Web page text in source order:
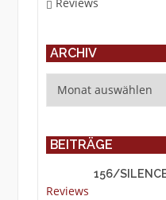
Reviews
ARCHIV
BEITRÄGE
156/
Reviews